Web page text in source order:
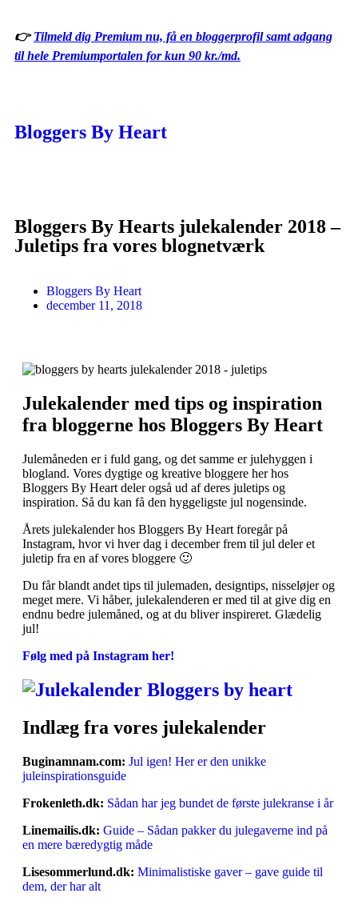
👉Tilmeld dig Premium nu, få en bloggerprofil samt adgang
til hele Premiumportalen for kun 90 kr./md.
Bloggers By Heart
Bloggers By Hearts julekalender 2018 –
Juletips fra vores blognetværk
Bloggers By Heart
december 11, 2018
Julekalender med tips og inspiration
fra bloggerne hos Bloggers By Heart
Julemåneden er i fuld gang, og det samme er julehyggen i
blogland. Vores dygtige og kreative bloggere her hos
Bloggers By Heart deler også ud af deres juletips og
inspiration. Så du kan få den hyggeligste jul nogensinde.
Årets julekalender hos Bloggers By Heart foregår på
Instagram, hvor vi hver dag i december frem til jul deler et
juletip fra en af vores bloggere 🙂
Du får blandt andet tips til julemaden, designtips, nisseløjer og
meget mere. Vi håber, julekalenderen er med til at give dig en
endnu bedre julemåned, og at du bliver inspireret. Glædelig
jul!
Følg med på Instagram her!
Indlæg fra vores julekalender
Buginamnam.com: Jul igen! Her er den unikke
juleinspirationsguide
Frokenleth.dk: Sådan har jeg bundet de første julekranse i år
Linemailis.dk: Guide – Sådan pakker du julegaverne ind på
en mere bæredygtig måde
Lisesommerlund.dk: Minimalistiske gaver – gave guide til
dem, der har alt